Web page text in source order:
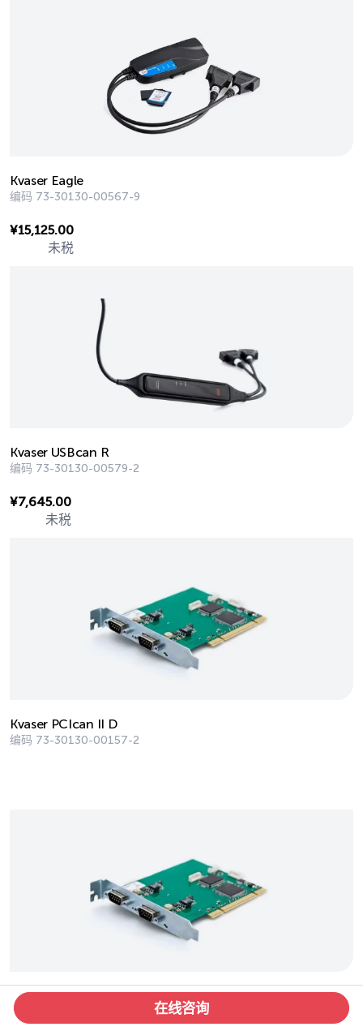
Kvaser Eagle
编码 73-30130-00567-9
¥15,125.00
未税
Kvaser USBcan R
编码 73-30130-00579-2
¥7,645.00
未税
Kvaser PCIcan II D
编码 73-30130-00157-2
Kvaser PCIcan II S
编码 在线咨询